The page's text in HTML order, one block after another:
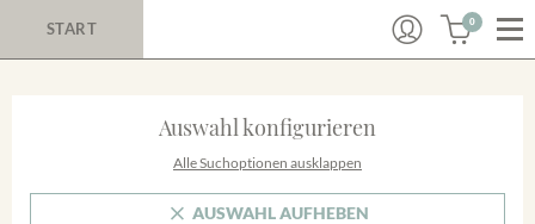
START 0
Auswahl konfigurieren
Alle Suchoptionen ausklappen
AUSWAHL AUFHEBEN